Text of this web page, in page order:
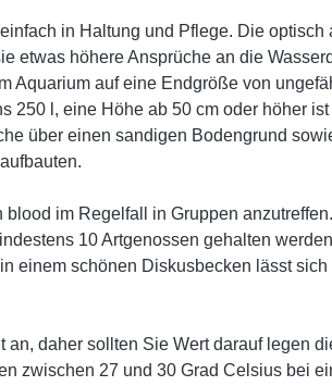
in Haltung und Pflege. Die
etwas höhere Ansprüche an die
auf eine Endgröße von
l, eine Höhe ab 50 cm oder höher
über einen sandigen Bodengrund
im Regelfall in Gruppen
10 Artgenossen gehalten
schönen Diskusbecken lässt
daher sollten Sie Wert darauf legen
zwischen 27 und 30 Grad Celsius bei